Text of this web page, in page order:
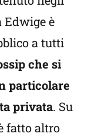
è
a tutti
che si
particolare
privata. Su
fatto altro